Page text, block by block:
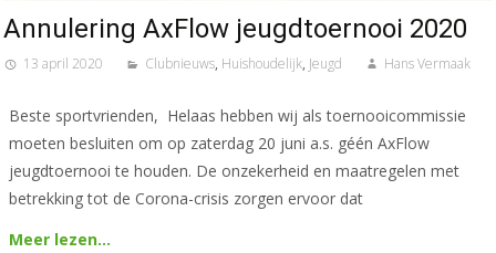
Annulering AxFlow jeugdtoernooi 2020
13 april 2020 Clubnieuws, Huishoudelijk, Jeugd Hans Vermaak
Beste sportvrienden, Helaas hebben wij als toernooicommissie
moeten besluiten om op zaterdag 20 juni a.s. géén AxFlow
jeugdtoernooi te houden. De onzekerheid en maatregelen met
betrekking tot de Corona-crisis zorgen ervoor dat
Meer lezen…